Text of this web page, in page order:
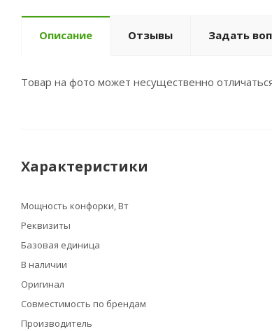
Описание Отзывы Задать
Товар на фото может несущественно
Характеристики
Мощность конфорки, Вт
Реквизиты
Базовая единица
В наличии
Оригинал
Совместимость по брендам
Производитель